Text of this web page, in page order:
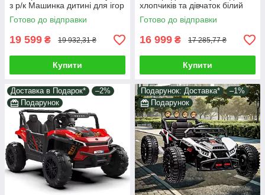
з р/к Машинка дитині для ігор
і катання Музика світло Їде 6
км/год
Готово до відправки
19 599 ₴ 19 932,31 ₴
Купити
хлопчиків та дівчаток білий
2*35W світло звук у наборі
подарунок
Готово до відправки
16 999 ₴ 17 285,77 ₴
Купити
Доставка в Подарок*
–2%
Подарунок
Подарунок: Доставка*
–1%
Подарунок